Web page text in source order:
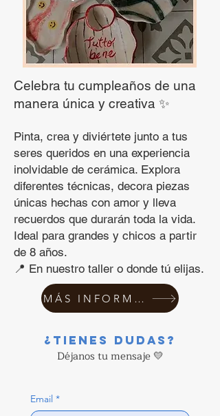
Celebra tu cumpleaños de una
manera única y creativa ✨
Pinta, crea y diviértete junto a tus
seres queridos en una experiencia
inolvidable de cerámica. Explora
diferentes técnicas, decora piezas
únicas hechas con amor y lleva
recuerdos que durarán toda la vida.
Ideal para grandes y chicos a partir
de 8 años.
📍 En nuestro taller o donde tú elijas.
MÁS INFORMACIÓN
¿Tienes dudas?
Déjanos tu mensaje 💛
Email *